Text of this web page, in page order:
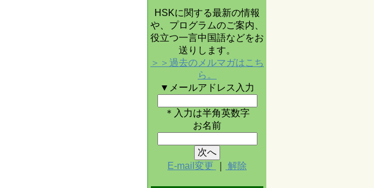
HSKに関する最新の情報
や、プログラムのご案内、
役立つ一言中国語などをお
送りします。
＞＞過去のメルマガはこち
ら。
▼メールアドレス入力
＊入力は半角英数字
お名前
E-mail変更 解除